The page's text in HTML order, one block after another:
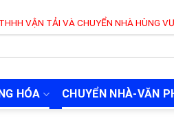
VÀ CHUYỂN NHÀ HÙNG VƯƠNG PHỤC
HÓA CHUYỂN NHÀ-VĂN